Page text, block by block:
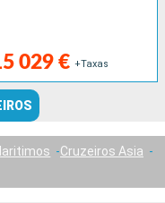
029 € +Taxas
Cruzeiros Asia